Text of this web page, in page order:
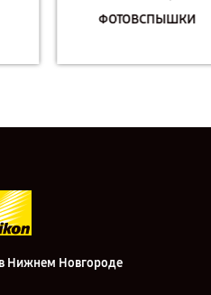
ФОТОВСПЫШКИ
Нижнем Новгороде